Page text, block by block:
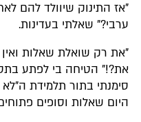
"אז התינוק שיוולד להם
ערבי?" שאלתי בעדינות.
"את רק שואלת שאלות ואין
את?!" הטיחה בי לפתע
סימנתי בתור תלמידת
היום שאלות וסופים